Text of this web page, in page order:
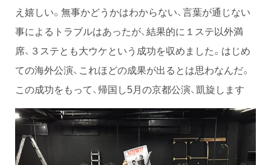
え嬉しい。無事かどうかはわからない、言葉が通じない
事によるトラブルはあったが、結果的に１ステ以外満
席、３ステとも大ウケという成功を収めました。はじめ
ての海外公演、これほどの成果が出るとは思わなんだ。
この成功をもって、帰国し5月の京都公演、凱旋します